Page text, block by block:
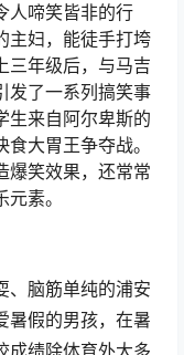
人啼笑皆非的行
主妇，能徒手打垮
三年级后，与马吉
发了一系列搞笑事
生来自阿尔卑斯的
大胃王争夺战。
爆笑效果，还常常
素。
、脑筋单纯的浦安
暑假的男孩，在暑
成绩除体育外大多